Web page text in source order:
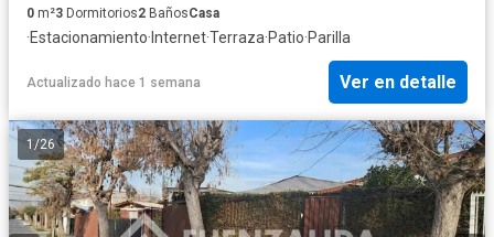
0 m²3 Dormitorios2 BañosCasa
·Estacionamiento· Internet·Terraza·Patio·Parilla
Actualizado hace 1 semana Ver en detalle
1 /26